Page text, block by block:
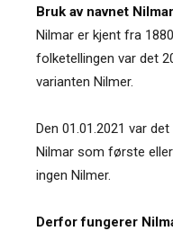
Bruk av navnet
Nilmar er kjent fra
folketellingen var det
varianten Nilmer.
Den 01.01.2021 var
Nilmar som første
ingen Nilmer.
Derfor fungerer